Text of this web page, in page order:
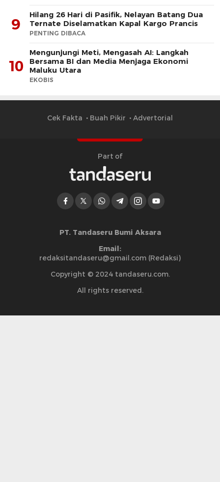
9
Hilang 26 Hari di Pasifik, Nelayan Batang Dua
Ternate Diselamatkan Kapal Kargo Prancis
PENTING DIBACA
10
Mengunjungi Meti, Mengasah AI: Langkah
Bersama BI dan Media Menjaga Ekonomi
Maluku Utara
EKOBIS
Cek Fakta Buah Pikir Advertorial
Part of
PT. Tandaseru Bumi Aksara
Email:
redaksitandaseru@gmail.com (Redaksi)
Copyright © 2024 tandaseru.com.
All rights reserved.